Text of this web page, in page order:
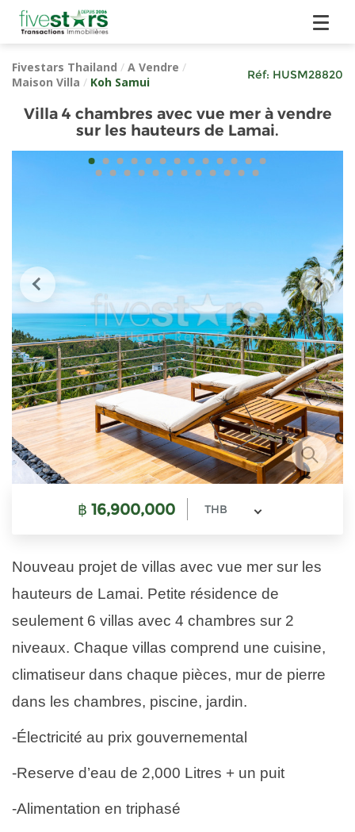
Fivestars Thailand / A Vendre /
Maison Villa / Koh Samui
Réf: HUSM28820
Villa 4 chambres avec vue mer à vendre
sur les hauteurs de Lamai.
฿ 16,900,000 THB
Nouveau projet de villas avec vue mer sur les
hauteurs de Lamai. Petite résidence de
seulement 6 villas avec 4 chambres sur 2
niveaux. Chaque villas comprend une cuisine,
climatiseur dans chaque pièces, mur de pierre
dans les chambres, piscine, jardin.
-Électricité au prix gouvernemental
-Reserve d’eau de 2,000 Litres + un puit
-Alimentation en triphasé